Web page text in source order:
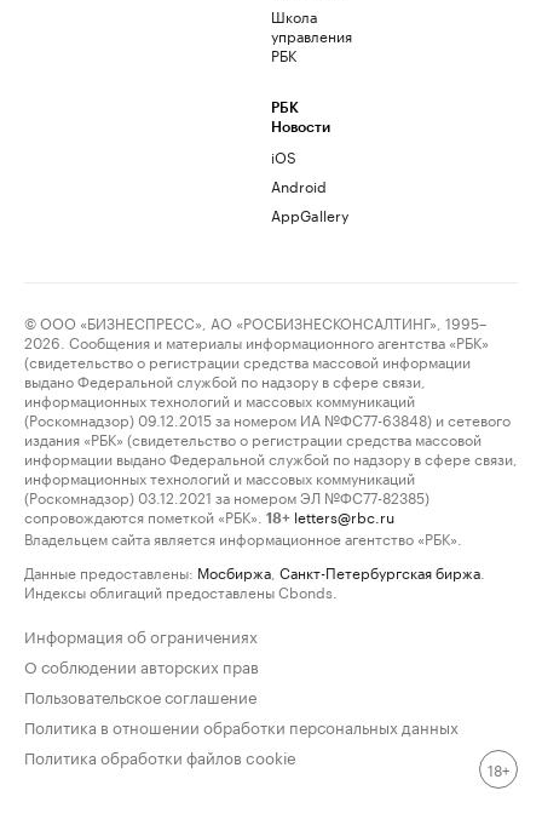
Школа
управления
РБК
РБК
Новости
iOS
Android
AppGallery
© ООО «БИЗНЕСПРЕСС», АО «РОСБИЗНЕСКОНСАЛТИНГ», 1995–
2026. Сообщения и материалы информационного агентства «РБК»
(свидетельство о регистрации средства массовой информации
выдано Федеральной службой по надзору в сфере связи,
информационных технологий и массовых коммуникаций
(Роскомнадзор) 09.12.2015 за номером ИА №ФС77-63848) и сетевого
издания «РБК» (свидетельство о регистрации средства массовой
информации выдано Федеральной службой по надзору в сфере связи,
информационных технологий и массовых коммуникаций
(Роскомнадзор) 03.12.2021 за номером ЭЛ №ФС77-82385)
сопровождаются пометкой «РБК».
18+ letters@rbc.ru
Владельцем сайта является информационное агентство «РБК».
Данные предоставлены: Мосбиржа Санкт-Петербургская биржа
Индексы облигаций предоставлены Cbonds.
Информация об ограничениях
О соблюдении авторских прав
Пользовательское соглашение
Политика в отношении обработки персональных данных
Политика обработки файлов cookie
18+